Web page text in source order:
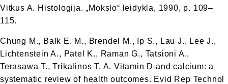
Vitkus A. Histologija. „Mokslo“ leidykla, 1990, p. 109–
115.
Chung M., Balk E. M., Brendel M., Ip S., Lau J., Lee J.,
Lichtenstein A., Patel K., Raman G., Tatsioni A.,
Terasawa T., Trikalinos T. A. Vitamin D and calcium: a
systematic review of health outcomes. Evid Rep Technol